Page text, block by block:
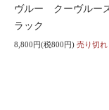
ヴルー クーヴルー
ラック
8,800円(税800円) 売り切れ